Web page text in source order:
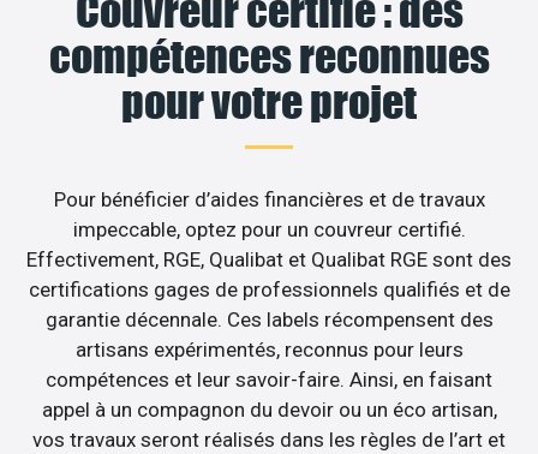
Couvreur certifié : des
compétences reconnues
pour votre projet
Pour bénéficier d’aides financières et de travaux
impeccable, optez pour un couvreur certifié.
Effectivement, RGE, Qualibat et Qualibat RGE sont des
certifications gages de professionnels qualifiés et de
garantie décennale. Ces labels récompensent des
artisans expérimentés, reconnus pour leurs
compétences et leur savoir-faire. Ainsi, en faisant
appel à un compagnon du devoir ou un éco artisan,
vos travaux seront réalisés dans les règles de l’art et